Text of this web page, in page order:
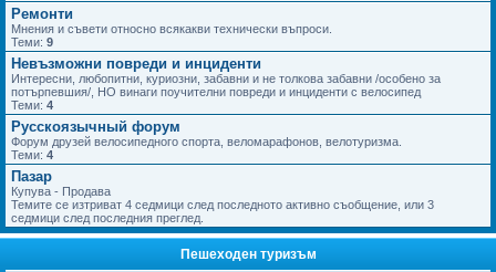
Ремонти
Мнения и съвети относно всякакви технически въпроси.
Теми: 9
Невъзможни повреди и инциденти
Интересни, любопитни, куриозни, забавни и не толкова забавни /особено за
потърпевшия/, НО винаги поучителни повреди и инциденти с велосипед
Теми: 4
Русскоязычный форум
Форум друзей велосипедного спорта, веломарафонов, велотуризма.
Теми: 4
Пазар
Купува - Продава
Темите се изтриват 4 седмици след последното активно съобщение, или 3
седмици след последния преглед.
Пешеходен туризъм